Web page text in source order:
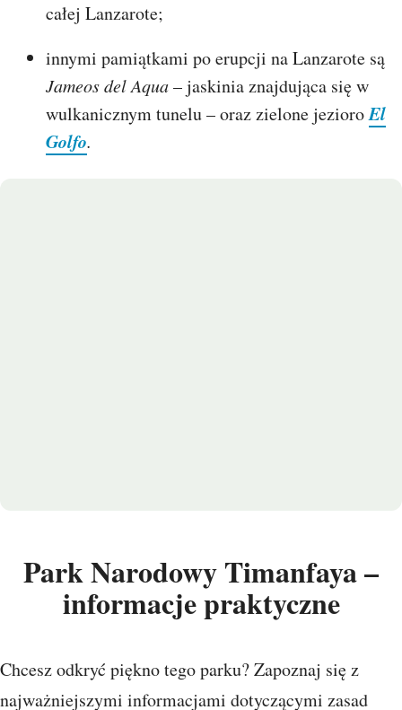
całej Lanzarote;
innymi pamiątkami po erupcji na Lanzarote są
Jameos del Aqua– jaskinia znajdująca się w
wulkanicznym tunelu – oraz zielone jezioroEl
Golfo.
Park Narodowy Timanfaya –
informacje praktyczne
Chcesz odkryć piękno tego parku? Zapoznaj się z
najważniejszymi informacjami dotyczącymi zasad